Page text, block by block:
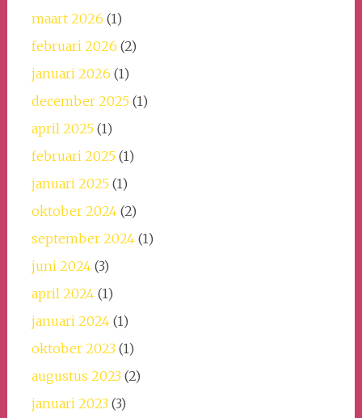
maart 2026 (1)
februari 2026 (2)
januari 2026 (1)
december 2025(1)
april 2025(1)
februari 2025(1)
januari 2025(1)
oktober 2024(2)
september 2024(1)
juni 2024(3)
april 2024(1)
januari 2024(1)
oktober 2023(1)
augustus 2023(2)
januari 2023(3)